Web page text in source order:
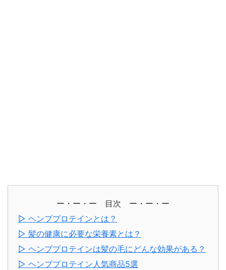
ー・ー・ー 目次 ー・ー・ー
▷ ヘンププロテインとは？
▷ 髪の健康に必要な栄養素とは？
▷ ヘンププロテインは髪の毛にどんな効果がある？
▷ ヘンププロテイン人気商品5選